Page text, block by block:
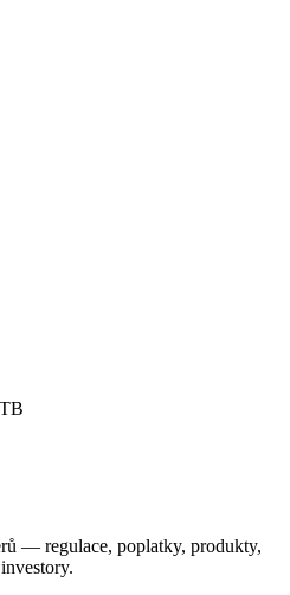
— regulace, poplatky, produkty,